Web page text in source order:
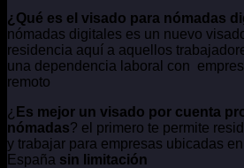
¿Qué es el visado para nómadas
nómadas digitales es un nuevo
residencia aquí a aquellos
una dependencia laboral con
remoto
¿ Es mejor un visado por cuenta
nómadas? el primero te permite
y trabajar para empresas ubicadas
España sin limitación